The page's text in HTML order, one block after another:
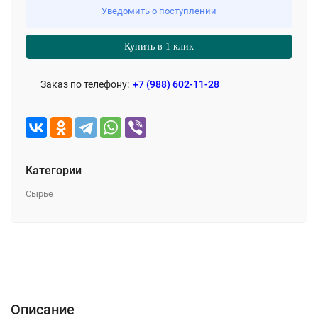
Уведомить о поступлении
Купить в 1 клик
Заказ по телефону: +7 (988) 602-11-28
Категории
Сырье
Описание